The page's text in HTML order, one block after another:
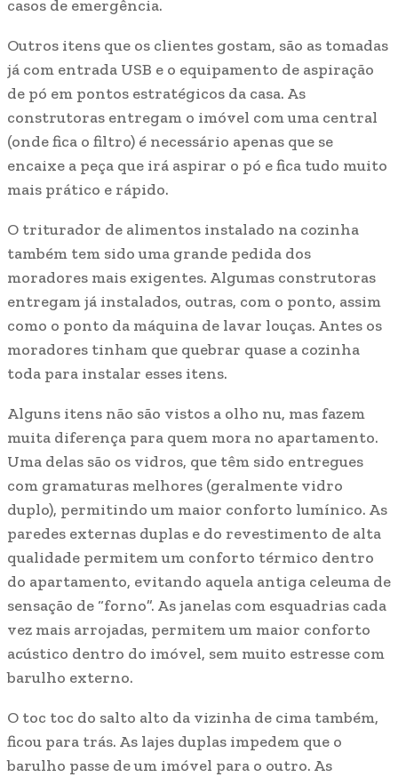
casos de emergência.
Outros itens que os clientes gostam, são as tomadas
já com entrada USB e o equipamento de aspiração
de pó em pontos estratégicos da casa. As
construtoras entregam o imóvel com uma central
(onde fica o filtro) é necessário apenas que se
encaixe a peça que irá aspirar o pó e fica tudo muito
mais prático e rápido.
O triturador de alimentos instalado na cozinha
também tem sido uma grande pedida dos
moradores mais exigentes. Algumas construtoras
entregam já instalados, outras, com o ponto, assim
como o ponto da máquina de lavar louças. Antes os
moradores tinham que quebrar quase a cozinha
toda para instalar esses itens.
Alguns itens não são vistos a olho nu, mas fazem
muita diferença para quem mora no apartamento.
Uma delas são os vidros, que têm sido entregues
com gramaturas melhores (geralmente vidro
duplo), permitindo um maior conforto lumínico. As
paredes externas duplas e do revestimento de alta
qualidade permitem um conforto térmico dentro
do apartamento, evitando aquela antiga celeuma de
sensação de “forno”. As janelas com esquadrias cada
vez mais arrojadas, permitem um maior conforto
acústico dentro do imóvel, sem muito estresse com
barulho externo.
O toc toc do salto alto da vizinha de cima também,
ficou para trás. As lajes duplas impedem que o
barulho passe de um imóvel para o outro. As